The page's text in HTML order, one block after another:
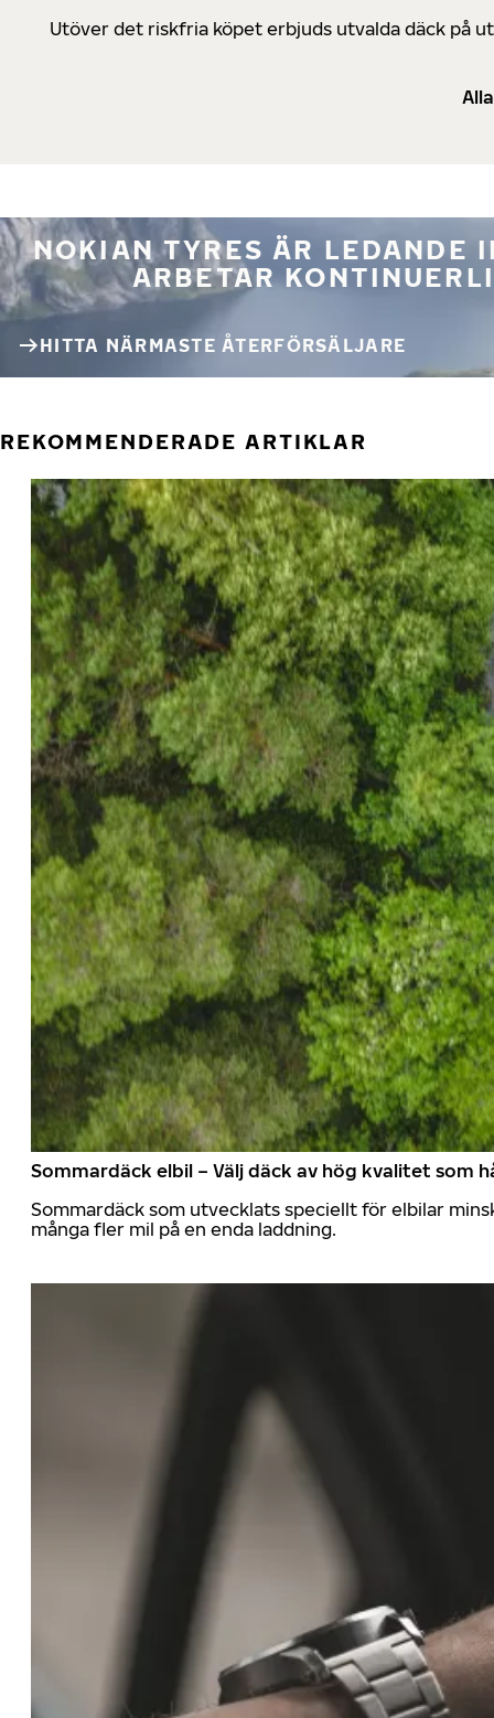
Utöver det riskfria köpet erbjuds utvalda däck på
NOKIAN TYRES ÄR LEDANDE
ARBETAR
HITTA NÄRMASTE ÅTERFÖRSÄLJARE
REKOMMENDERADE ARTIKLAR
Sommardäck elbil – Välj däck av hög kvalitet som
Sommardäck som utvecklats speciellt för elbilar
många fler mil på en enda laddning.